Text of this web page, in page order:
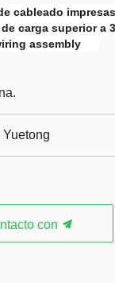
cableado
carga superior a
assembly
Yuetong
con